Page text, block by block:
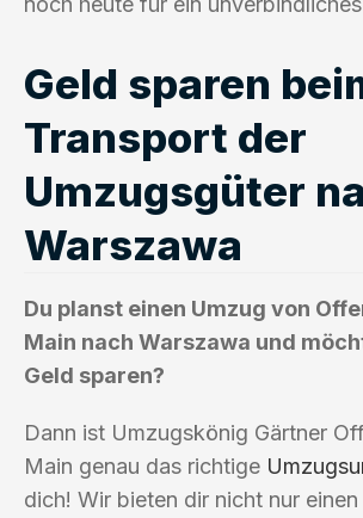
Geld sparen
Transport der
Umzugsgüter
Warszawa
Du planst einen Umzug von
Main nach Warszawa und
Geld sparen?
Dann ist Umzugskönig Gärtner
Main genau das richtige
dich! Wir bieten dir nicht nur